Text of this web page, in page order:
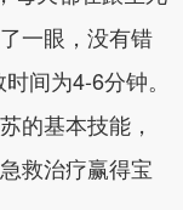
一眼，没有错
间为4-6分钟。
的基本技能，
救治疗赢得宝